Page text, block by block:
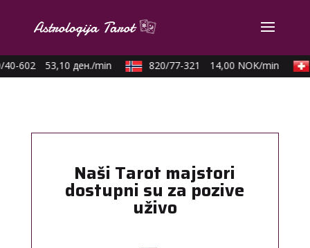
602 53,10 ден./min 820/77-321 14,00 NOK/min
Naši Tarot majstori
dostupni su za pozive
uživo